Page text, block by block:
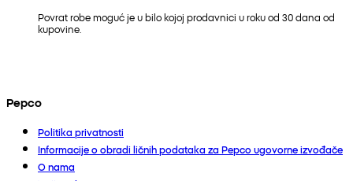
Povrat robe moguć je u bilo kojoj prodavnici u roku od 30 dana od
kupovine.
Pepco
Politika privatnosti
Informacije o obradi ličnih podataka za Pepco ugovorne izvođače
O nama